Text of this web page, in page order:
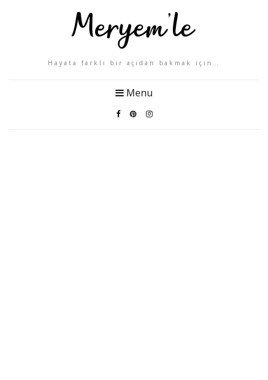
Hayata farklı bir açıdan bakmak için…
Menu